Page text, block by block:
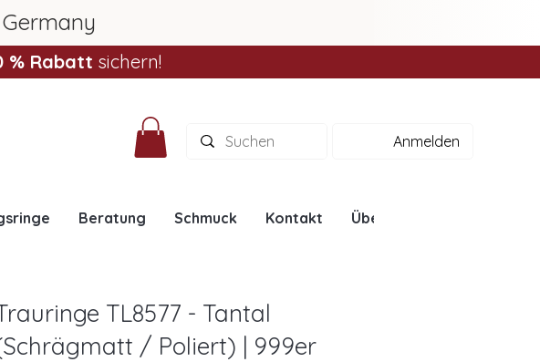
% Rabatt sichern!
Anmelden
Beratung Schmuck Kontakt Über uns
TL8577 - Tantal
/ Poliert) | 999er